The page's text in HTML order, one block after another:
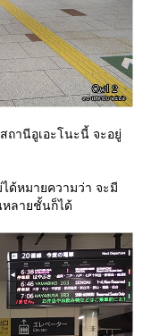
านีอูเอะโนะนี้ จะอยู่
ด้หมายความว่า จะมี
หลายชั้นก็ได้